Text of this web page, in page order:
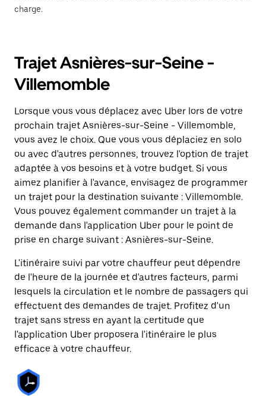
charge.
Trajet Asnières-sur-Seine -
Villemomble
Lorsque vous vous déplacez avec Uber lors de votre
prochain trajet Asnières-sur-Seine - Villemomble,
vous avez le choix. Que vous vous déplaciez en solo
ou avec d'autres personnes, trouvez l'option de trajet
adaptée à vos besoins et à votre budget. Si vous
aimez planifier à l'avance, envisagez de programmer
un trajet pour la destination suivante : Villemomble.
Vous pouvez également commander un trajet à la
demande dans l'application Uber pour le point de
prise en charge suivant : Asnières-sur-Seine.
L'itinéraire suivi par votre chauffeur peut dépendre
de l'heure de la journée et d'autres facteurs, parmi
lesquels la circulation et le nombre de passagers qui
effectuent des demandes de trajet. Profitez d'un
trajet sans stress en ayant la certitude que
l'application Uber proposera l'itinéraire le plus
efficace à votre chauffeur.